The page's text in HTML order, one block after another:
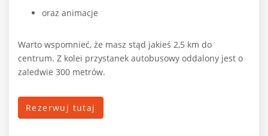
oraz animacje
Warto wspomnieć, że masz stąd jakieś 2,5 km do
centrum. Z kolei przystanek autobusowy oddalony jest o
zaledwie 300 metrów.
Rezerwuj tutaj